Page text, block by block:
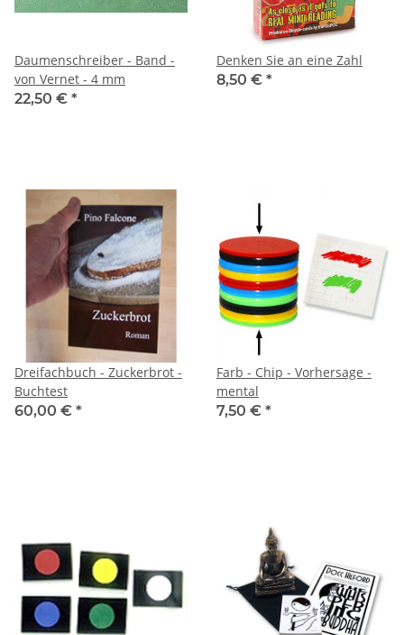
Daumenschreiber - Band -
von Vernet - 4 mm
22,50 € *
Denken Sie an eine Zahl
8,50 € *
Dreifachbuch - Zuckerbrot -
Buchtest
60,00 € *
Farb - Chip - Vorhersage -
mental
7,50 € *